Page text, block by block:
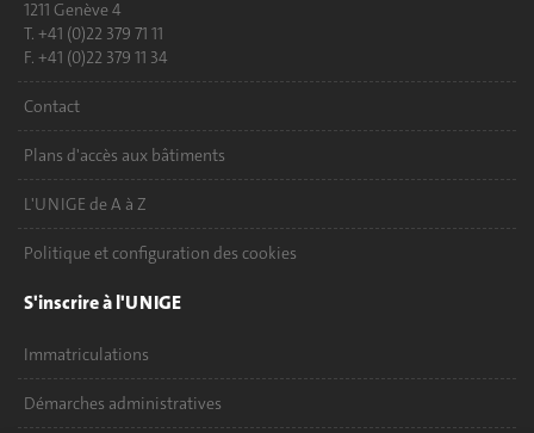
1211 Genève 4
T. +41 (0)22 379 71 11
F. +41 (0)22 379 11 34
Contact
Plans d'accès aux bâtiments
L'UNIGE de A à Z
Politique et configuration des cookies
S'inscrire à l'UNIGE
Immatriculations
Démarches administratives